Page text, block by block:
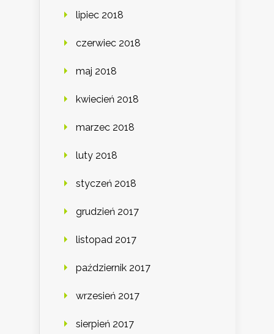
lipiec 2018
czerwiec 2018
maj 2018
kwiecień 2018
marzec 2018
luty 2018
styczeń 2018
grudzień 2017
listopad 2017
październik 2017
wrzesień 2017
sierpień 2017